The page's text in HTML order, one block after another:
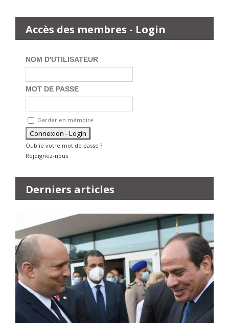
Accès des membres - Login
NOM D'UTILISATEUR
MOT DE PASSE
Garder en mémoire
Oublié votre mot de passe ?
Rejoignez-nous
Derniers articles